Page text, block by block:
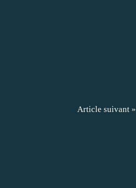
Article suivant »